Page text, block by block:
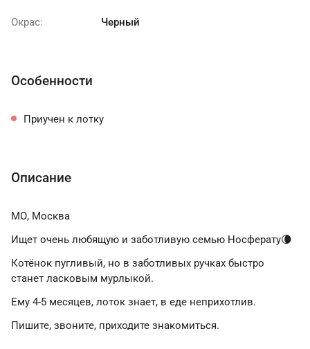
Окрас: Черный
Особенности
Приучен к лотку
Описание
МО, Москва
Ищет очень любящую и заботливую семью Носферату🌘
Котёнок пугливый, но в заботливых ручках быстро
станет ласковым мурлыкой.
Ему 4-5 месяцев, лоток знает, в еде неприхотлив.
Пишите, звоните, приходите знакомиться.